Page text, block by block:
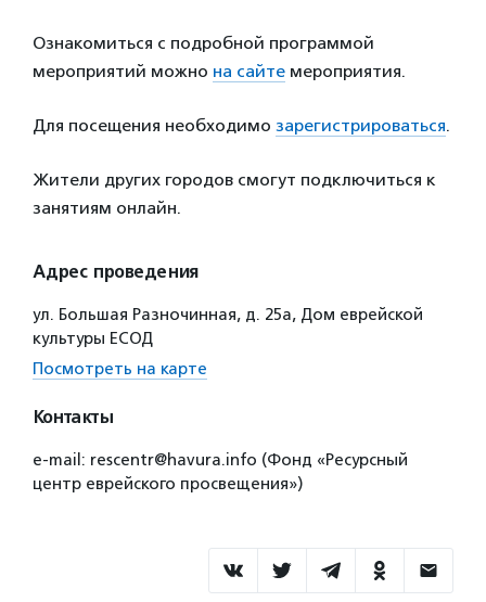
Ознакомиться с подробной программой
мероприятий можно на сайте мероприятия.
Для посещения необходимо зарегистрироваться.
Жители других городов смогут подключиться к
занятиям онлайн.
Адрес проведения
ул. Большая Разночинная, д. 25а, Дом еврейской
культуры ЕСОД
Посмотреть на карте
Контакты
e-mail: rescentr@havura.info (Фонд «Ресурсный
центр еврейского просвещения»)